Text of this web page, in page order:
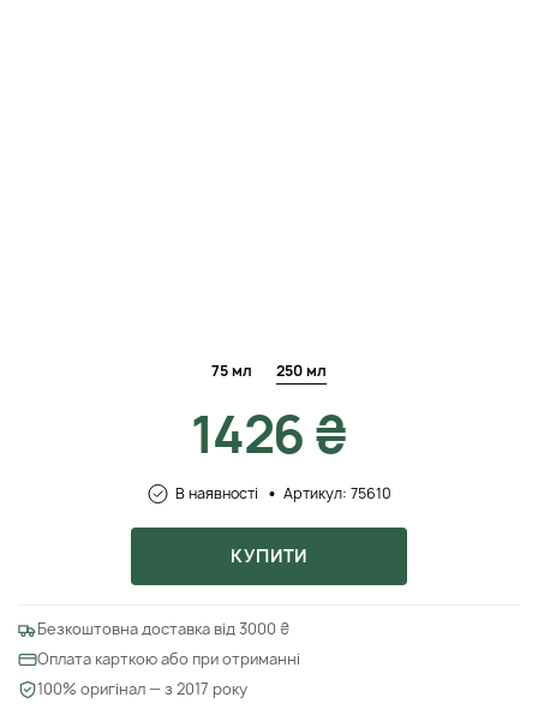
75 мл 250 мл
1426 ₴
В наявності Артикул: 75610
КУПИТИ
Безкоштовна доставка від 3000 ₴
Оплата карткою або при отриманні
100% оригінал — з 2017 року